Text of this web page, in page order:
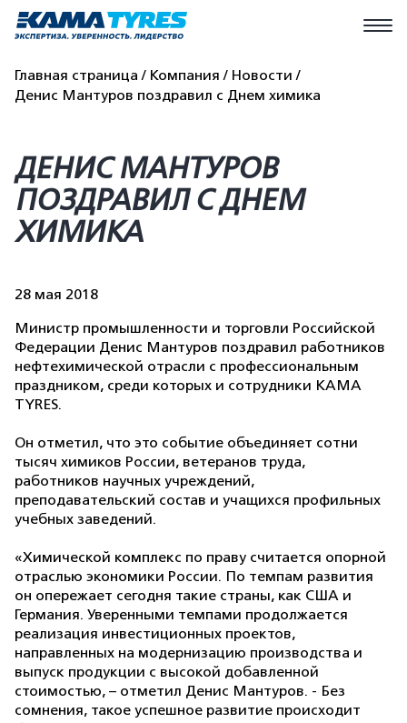
Главная страница Компания
Новости
Денис Мантуров поздравил с Днем химика
ДЕНИС МАНТУРОВ
ПОЗДРАВИЛ С ДНЕМ
ХИМИКА
28 мая 2018
Министр промышленности и торговли Российской
Федерации Денис Мантуров поздравил работников
нефтехимической отрасли с профессиональным
праздником, среди которых и сотрудники KAMA
TYRES.
Он отметил, что это событие объединяет сотни
тысяч химиков России, ветеранов труда,
работников научных учреждений,
преподавательский состав и учащихся профильных
учебных заведений.
«Химической комплекс по праву считается опорной
отраслью экономики России. По темпам развития
он опережает сегодня такие страны, как США и
Германия. Уверенными темпами продолжается
реализация инвестиционных проектов,
направленных на модернизацию производства и
выпуск продукции с высокой добавленной
стоимостью, – отметил Денис Мантуров. - Без
сомнения, такое успешное развитие происходит